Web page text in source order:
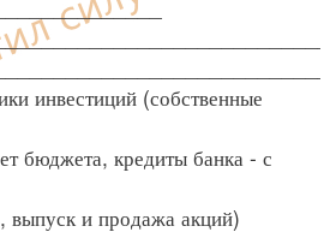
инвестиций (собственные
бюджета, кредиты банка - с
выпуск и продажа акций)